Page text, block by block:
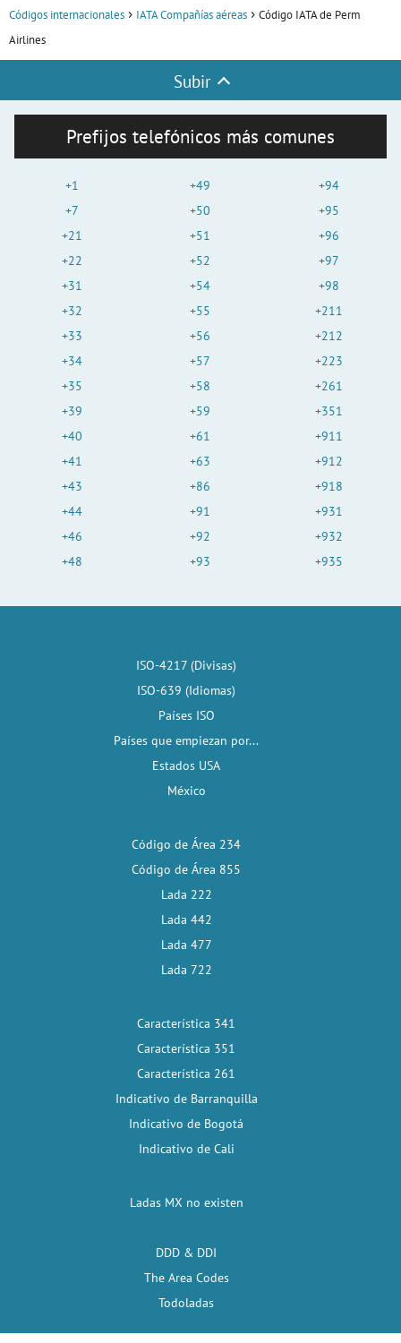
Códigos internacionales IATA Compañías aéreas
Código IATA de Perm
Airlines
Subir
Prefijos telefónicos más comunes
+1
+7
+21
+22
+31
+32
+33
+34
+35
+39
+40
+41
+43
+44
+46
+48
+49
+50
+51
+52
+54
+55
+56
+57
+58
+59
+61
+63
+86
+91
+92
+93
+94
+95
+96
+97
+98
+211
+212
+223
+261
+351
+911
+912
+918
+931
+932
+935
ISO-4217 (Divisas)
ISO-639 (Idiomas)
Países ISO
Países que empiezan por...
Estados USA
México
Código de Área 234
Código de Área 855
Lada 222
Lada 442
Lada 477
Lada 722
Característica 341
Característica 351
Característica 261
Indicativo de Barranquilla
Indicativo de Bogotá
Indicativo de Cali
Ladas MX no existen
DDD & DDI
The Area Codes
Todoladas